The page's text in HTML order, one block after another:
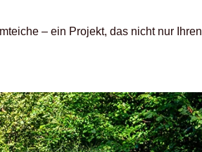
– ein Projekt, das nicht nur Ihren